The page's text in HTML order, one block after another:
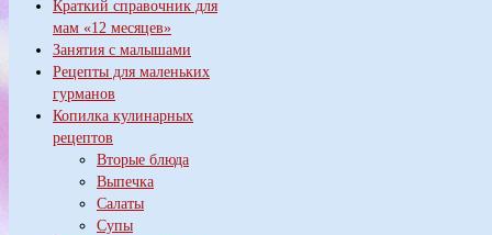
Краткий справочник для
мам «12 месяцев»
Занятия с малышами
Рецепты для маленьких
гурманов
Копилка кулинарных
рецептов
Вторые блюда
Выпечка
Салаты
Супы